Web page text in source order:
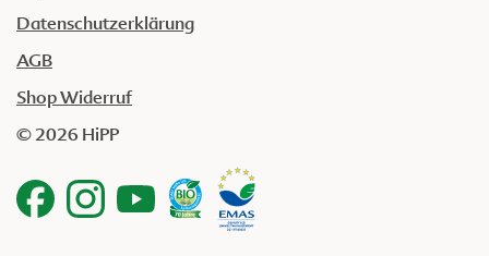
Datenschutzerklärung
AGB
Shop Widerruf
© 2026 HiPP